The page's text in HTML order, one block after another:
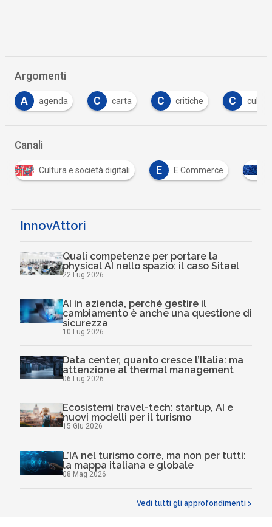
Argomenti
C carta C critiche C cultura D diritti
Canali
E E Commerce Infrastrutture digitali
InnovAttori
Quali competenze per portare la
physical AI nello spazio: il caso Sitael
22 Lug 2026
AI in azienda, perché gestire il
cambiamento è anche una questione di
sicurezza
10 Lug 2026
Data center, quanto cresce l’Italia: ma
attenzione al thermal management
06 Lug 2026
Ecosistemi travel-tech: startup, AI e
nuovi modelli per il turismo
15 Giu 2026
L’IA nel turismo corre, ma non per tutti:
la mappa italiana e globale
08 Mag 2026
Vedi tutti gli approfondimenti >